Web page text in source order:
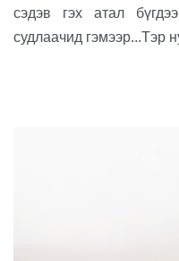
сэдэв гэх атал
судлаачид гэмээр...Тэр